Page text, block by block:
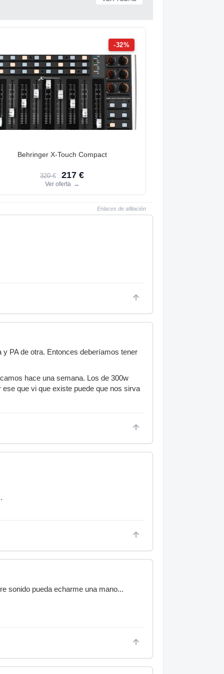
-32%
Behringer X-Touch Compact
320 € 217 €
Ver oferta →
Enlaces de afiliación
PA de otra. Entonces deberíamos tener
hace una semana. Los de 300w
que vi que existe puede que nos sirva
sonido pueda echarme una mano...